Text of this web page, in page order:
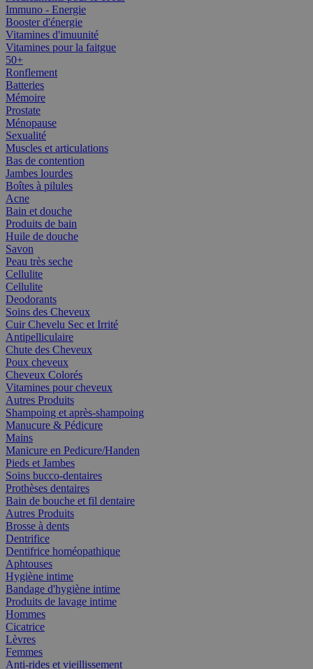
Immuno - Energie
Booster d'énergie
Vitamines d'imuunité
Vitamines pour la faitgue
50+
Ronflement
Batteries
Mémoire
Prostate
Ménopause
Sexualité
Muscles et articulations
Bas de contention
Jambes lourdes
Boîtes à pilules
Acne
Bain et douche
Produits de bain
Huile de douche
Savon
Peau très seche
Cellulite
Cellulite
Deodorants
Soins des Cheveux
Cuir Chevelu Sec et Irrité
Antipelliculaire
Chute des Cheveux
Poux cheveux
Cheveux Colorés
Vitamines pour cheveux
Autres Produits
Shampoing et après-shampoing
Manucure & Pédicure
Mains
Manicure en Pedicure/Handen
Pieds et Jambes
Soins bucco-dentaires
Prothèses dentaires
Bain de bouche et fil dentaire
Autres Produits
Brosse à dents
Dentrifice
Dentifrice homéopathique
Aphtouses
Hygiène intime
Bandage d'hygiène intime
Produits de lavage intime
Hommes
Cicatrice
Lèvres
Femmes
Anti-rides et vieillissement